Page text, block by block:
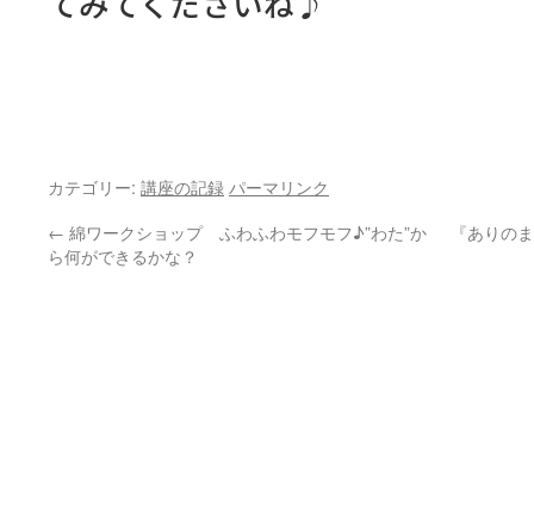
カテゴリー: 講座の記録 パーマリンク
← 綿ワークショップ ふわふわモフモフ♪”わた”か
ら何ができるかな？
『ありの